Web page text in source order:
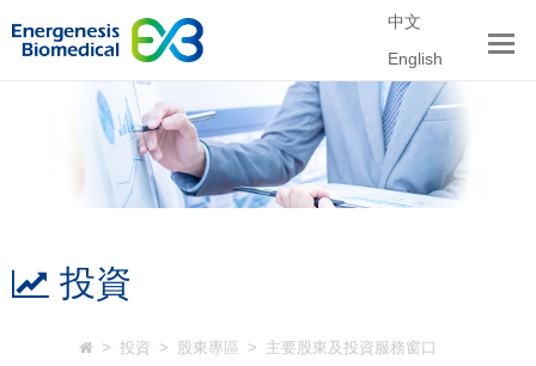
中文
English
投資
> 投資 > 股東專區 > 主要股東及投資服務窗口